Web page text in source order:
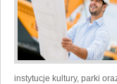
instytucje kultury, parki